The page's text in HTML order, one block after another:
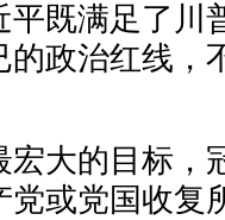
平既满足了川
的政治红线，
大的目标，
党或党国收复